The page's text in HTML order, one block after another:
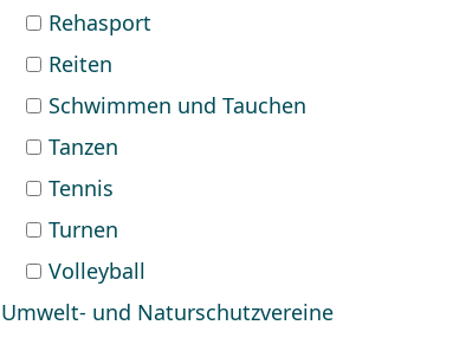
Rehasport
Reiten
Schwimmen und Tauchen
Tanzen
Tennis
Turnen
Volleyball
Umwelt- und Naturschutzvereine